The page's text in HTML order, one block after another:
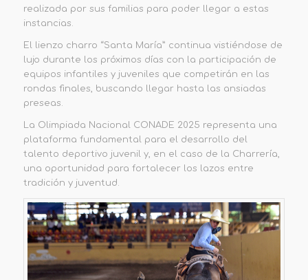
realizada por sus familias para poder llegar a estas
instancias.
El lienzo charro “Santa María” continua vistiéndose de
lujo durante los próximos días con la participación de
equipos infantiles y juveniles que competirán en las
rondas finales, buscando llegar hasta las ansiadas
preseas.
La Olimpiada Nacional CONADE 2025 representa una
plataforma fundamental para el desarrollo del
talento deportivo juvenil y, en el caso de la Charrería,
una oportunidad para fortalecer los lazos entre
tradición y juventud.